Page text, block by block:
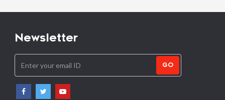
Newsletter
GO